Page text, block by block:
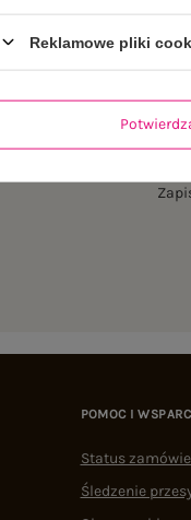
POMOC I
Status
Śledzenie
Reklamowe pliki